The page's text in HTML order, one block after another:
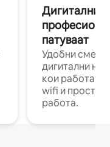
Дигитални
патуваат
Удобни
дигитални
кои работат
wifi и
работа.